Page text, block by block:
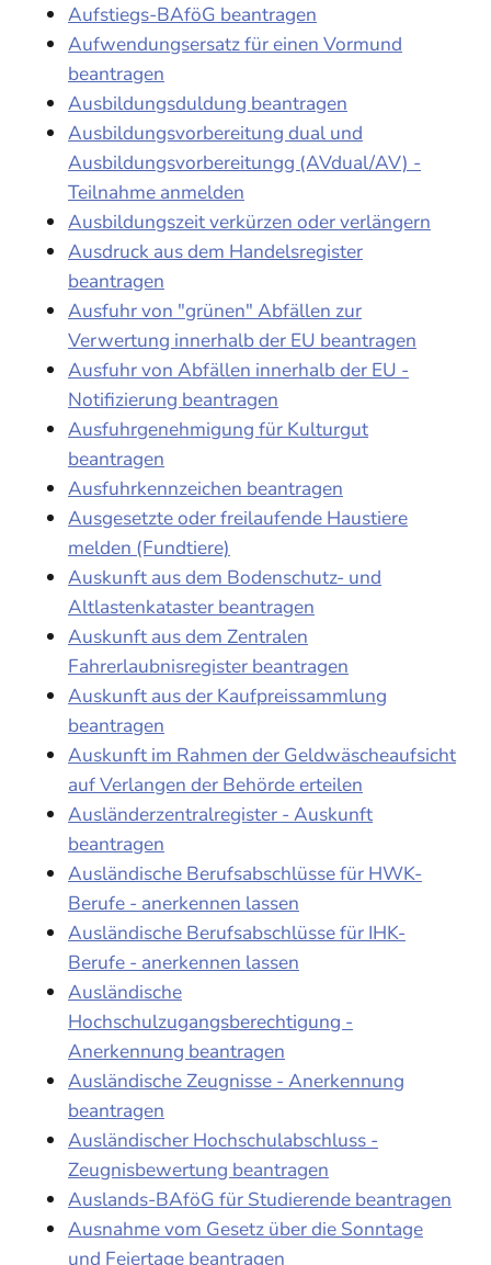
Aufstiegs-BAföG beantragen
Aufwendungsersatz für einen Vormund
beantragen
Ausbildungsduldung beantragen
Ausbildungsvorbereitung dual und
Ausbildungsvorbereitungg (AVdual/AV) -
Teilnahme anmelden
Ausbildungszeit verkürzen oder verlängern
Ausdruck aus dem Handelsregister
beantragen
Ausfuhr von "grünen" Abfällen zur
Verwertung innerhalb der EU beantragen
Ausfuhr von Abfällen innerhalb der EU -
Notifizierung beantragen
Ausfuhrgenehmigung für Kulturgut
beantragen
Ausfuhrkennzeichen beantragen
Ausgesetzte oder freilaufende Haustiere
melden (Fundtiere)
Auskunft aus dem Bodenschutz- und
Altlastenkataster beantragen
Auskunft aus dem Zentralen
Fahrerlaubnisregister beantragen
Auskunft aus der Kaufpreissammlung
beantragen
Auskunft im Rahmen der Geldwäscheaufsicht
auf Verlangen der Behörde erteilen
Ausländerzentralregister - Auskunft
beantragen
Ausländische Berufsabschlüsse für HWK-
Berufe - anerkennen lassen
Ausländische Berufsabschlüsse für IHK-
Berufe - anerkennen lassen
Ausländische
Hochschulzugangsberechtigung -
Anerkennung beantragen
Ausländische Zeugnisse - Anerkennung
beantragen
Ausländischer Hochschulabschluss -
Zeugnisbewertung beantragen
Auslands-BAföG für Studierende beantragen
Ausnahme vom Gesetz über die Sonntage
und Feiertage beantragen